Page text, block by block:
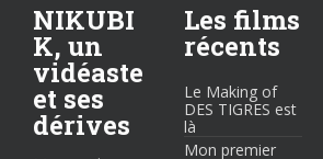
NIKUBI
K, un
vidéaste
et ses
dérives
Les films
récents
Le Making of
DES TIGRES est
là
Mon premier